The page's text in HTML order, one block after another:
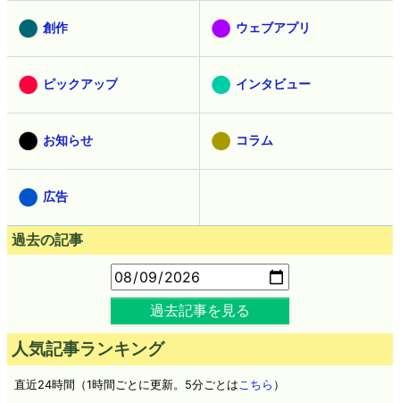
創作 ウェブアプリ
ピックアップ インタビュー
お知らせ コラム
広告
過去の記事
過去記事を見る
人気記事ランキング
直近24時間（1時間ごとに更新。5分ごとはこちら ）